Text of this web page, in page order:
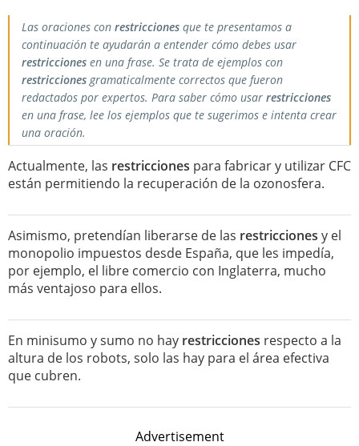
Las oraciones con restricciones que te presentamos a
continuación te ayudarán a entender cómo debes usar
restricciones en una frase. Se trata de ejemplos con
restriccionesgramaticalmente correctos que fueron
redactados por expertos. Para saber cómo usar restricciones
en una frase, lee los ejemplos que te sugerimos e intenta crear
una oración.
Actualmente, las restricciones para fabricar y utilizar CFC
están permitiendo la recuperación de la ozonosfera.
Asimismo, pretendían liberarse de las restricciones y el
monopolio impuestos desde España, que les impedía,
por ejemplo, el libre comercio con Inglaterra, mucho
más ventajoso para ellos.
En minisumo y sumo no hay restricciones respecto a la
altura de los robots, solo las hay para el área efectiva
que cubren.
Advertisement